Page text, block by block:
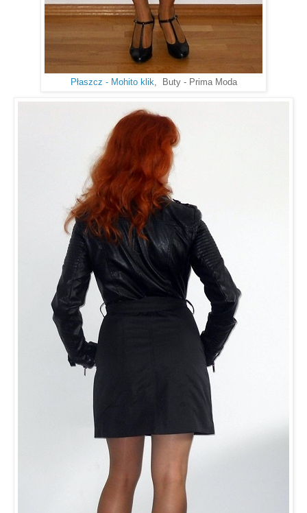
Płaszcz - Mohito klik, Buty - Prima Moda